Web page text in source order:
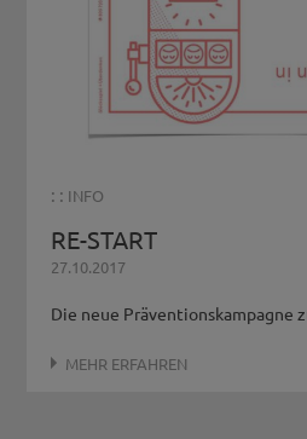
: : INFO
RE-START
27.10.2017
Die neue Präventionskampagne
MEHR ERFAHREN